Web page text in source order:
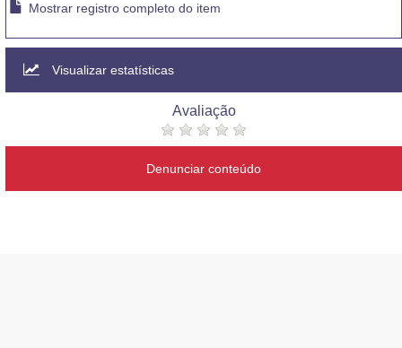
Mostrar registro completo do item
Visualizar estatísticas
Avaliação
Denunciar conteúdo